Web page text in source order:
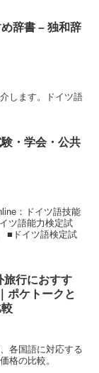
辞書 – 独和辞
します。ドイツ語
・学会・公共
：ドイツ語技能
ツ語能力検定試
ドイツ語検定試
旅行におすす
ポケトークと
各国語に対応する
格の比較。